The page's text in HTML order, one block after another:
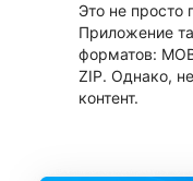
Это не просто
Приложение
форматов:
ZIP. Однако,
контент.